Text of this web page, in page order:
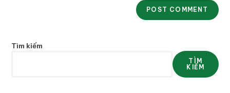
Tìm kiếm
TÌM
KIẾM